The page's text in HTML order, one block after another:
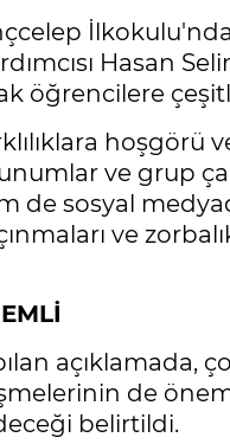
Hasan
öğrencilere
hoşgörü
ve grup
de sosyal
ve
açıklamada,
de
belirtildi.